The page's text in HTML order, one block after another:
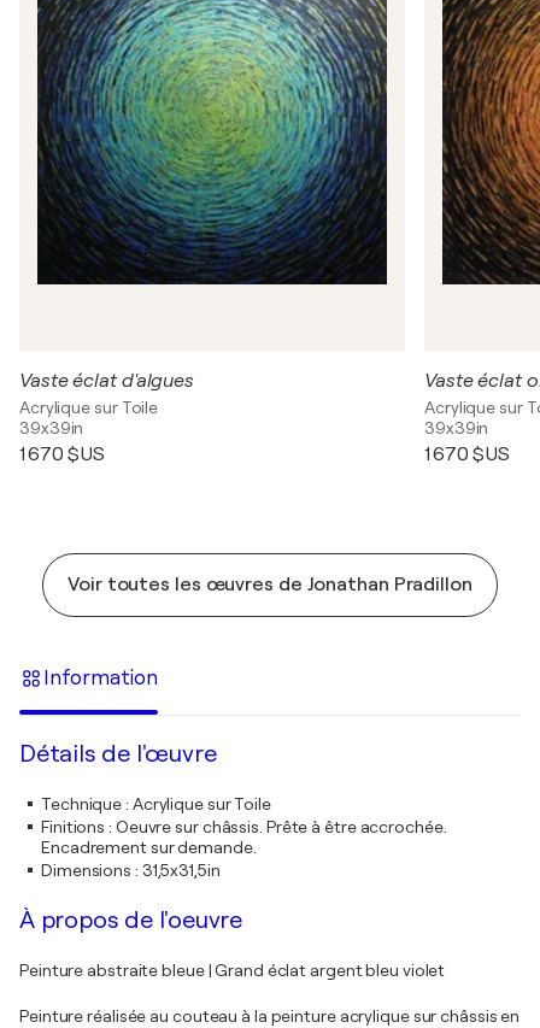
Vaste éclat d'algues
Acrylique sur Toile
39x39in
1 670 $US
Vaste éclat
Acrylique sur
39x39in
1 670 $US
Voir toutes les œuvres de Jonathan Pradillon
Information
Détails de l'œuvre
Technique: Acrylique sur Toile
Finitions : Oeuvre sur châssis. Prête à être accrochée.
Encadrement sur demande.
Dimensions : 31,5x31,5in
À propos de l'oeuvre
Peinture abstraite bleue | Grand éclat argent bleu violet
Peinture réalisée au couteau à la peinture acrylique sur châssis en